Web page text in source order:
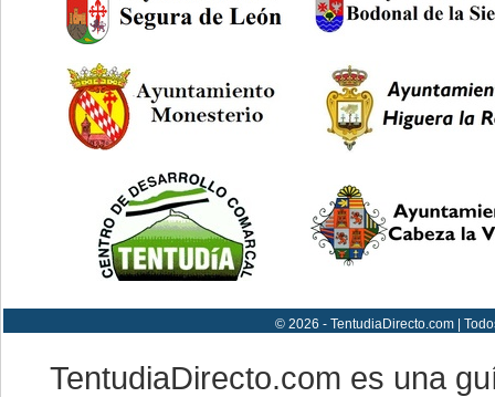
© 2026 - TentudiaDirecto.com |
TentudiaDirecto.com es una